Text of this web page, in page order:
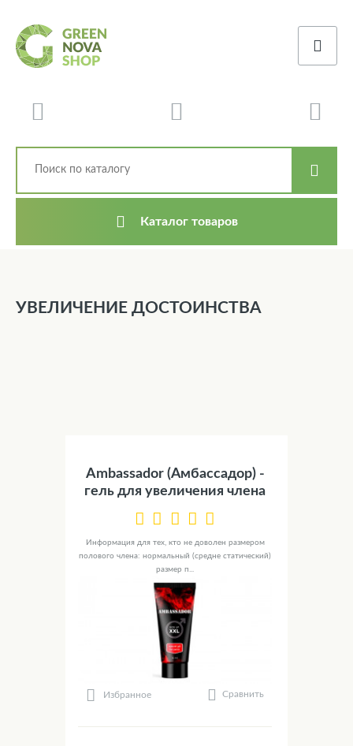
Каталог товаров
УВЕЛИЧЕНИЕ ДОСТОИНСТВА
Ambassador (Амбассадор) -
гель для увеличения члена
Информация для тех, кто не доволен размером
полового члена: нормальный (средне статический)
размер п...
Избранное Сравнить